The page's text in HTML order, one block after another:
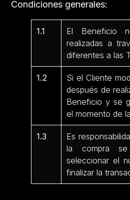
Condiciones generales:
1.1
El Beneficio
realizadas a
diferentes a las
1.2
Si el Cliente
después de
Beneficio y se
el momento de
1.3
Es
la compra
seleccionar el
finalizar la